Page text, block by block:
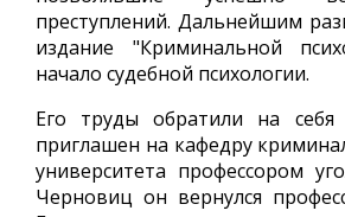
преступлений. Дальнейшим
издание "Криминальной
начало судебной психологии.
Его труды обратили на
приглашен на кафедру
университета профессором
Черновиц он вернулся